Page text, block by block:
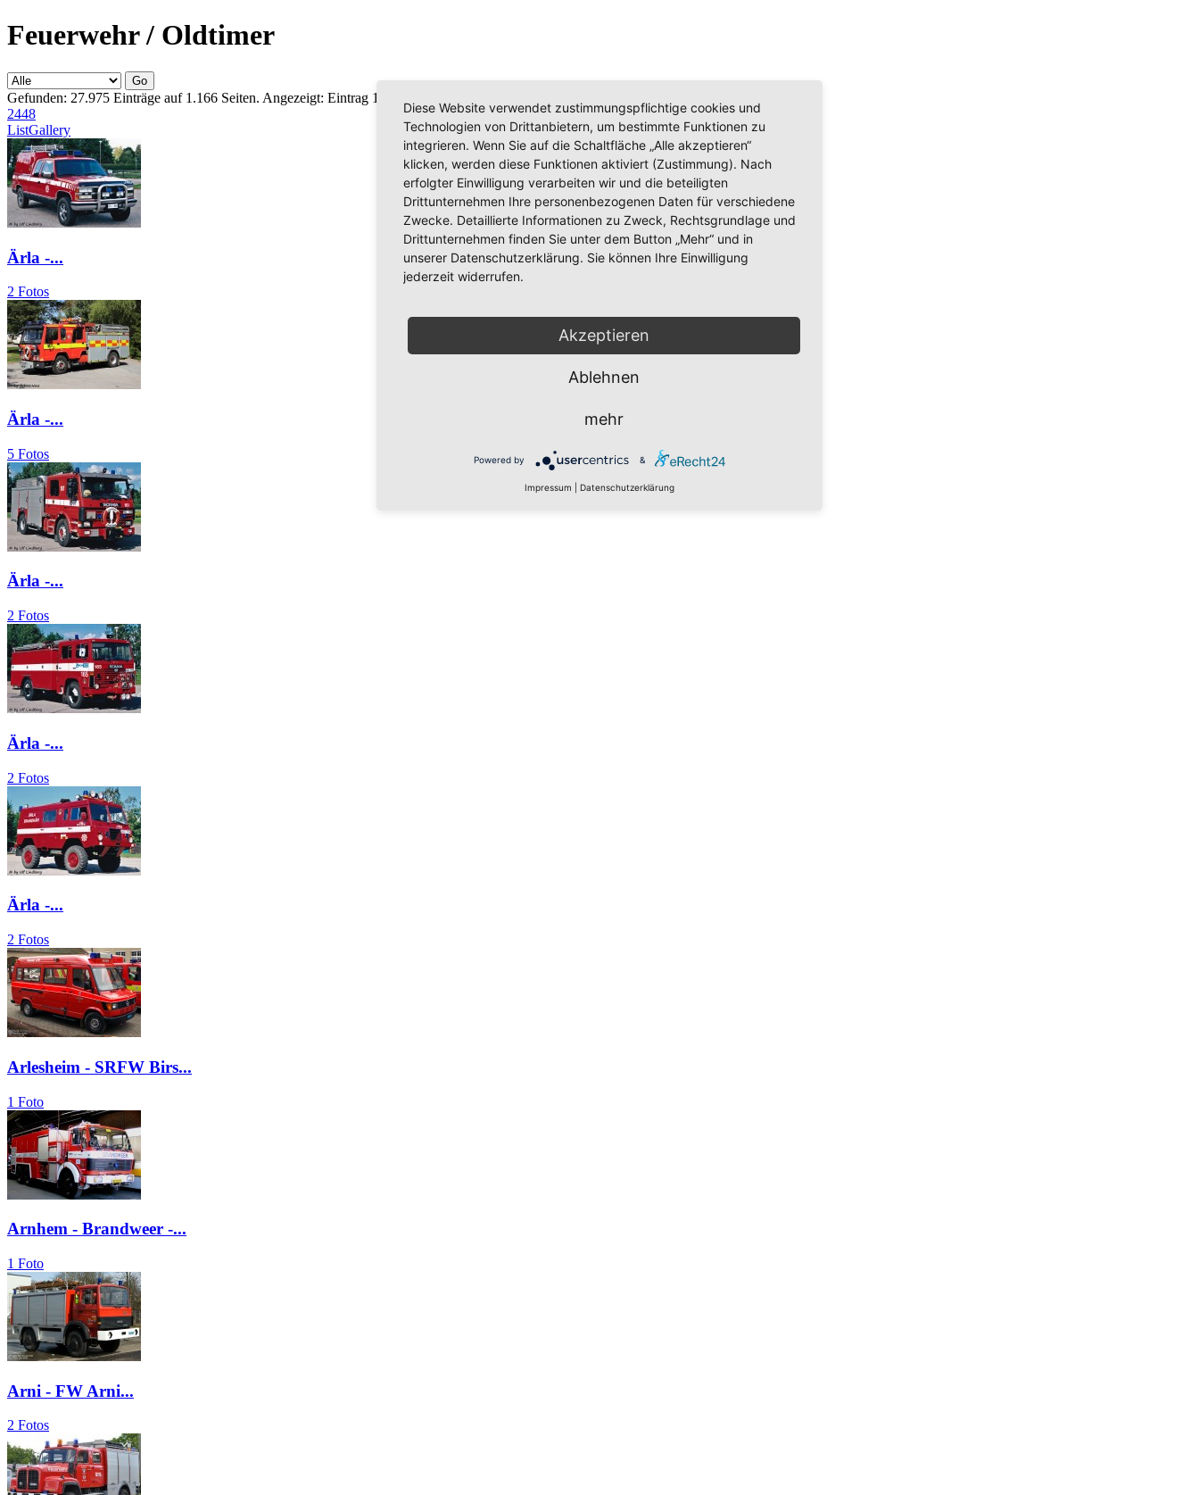
Feuerwehr / Oldtimer
Gefunden: 27.975 Einträge auf 1.166 Seiten. Angezeigt: Eintrag 169 bis 192.
2448
ListGallery
Ärla -...
2 Fotos
Ärla -...
5 Fotos
Ärla -...
2 Fotos
Ärla -...
2 Fotos
Ärla -...
2 Fotos
Arlesheim - SRFW Birs...
1 Foto
Arnhem - Brandweer -...
1 Foto
Arni - FW Arni...
2 Fotos
Diese Website verwendet zustimmungspflichtige cookies und
Technologien von Drittanbietern, um bestimmte Funktionen zu
integrieren. Wenn Sie auf die Schaltfläche „Alle akzeptieren“
klicken, werden diese Funktionen aktiviert (Zustimmung). Nach
erfolgter Einwilligung verarbeiten wir und die beteiligten
Drittunternehmen Ihre personenbezogenen Daten für verschiedene
Zwecke. Detaillierte Informationen zu Zweck, Rechtsgrundlage und
Drittunternehmen finden Sie unter dem Button „Mehr“ und in
unserer Datenschutzerklärung. Sie können Ihre Einwilligung
jederzeit widerrufen.
Akzeptieren
Ablehnen
mehr
Powered by &
Impressum Datenschutzerklärung